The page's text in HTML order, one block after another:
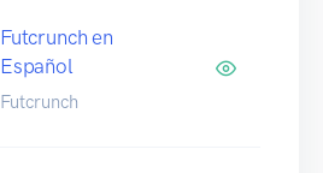
Futcrunch en
Español
Futcrunch